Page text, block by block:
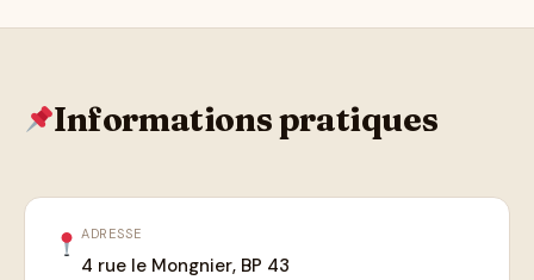
Informations pratiques
ADRESSE
4 rue le Mongnier, BP 43